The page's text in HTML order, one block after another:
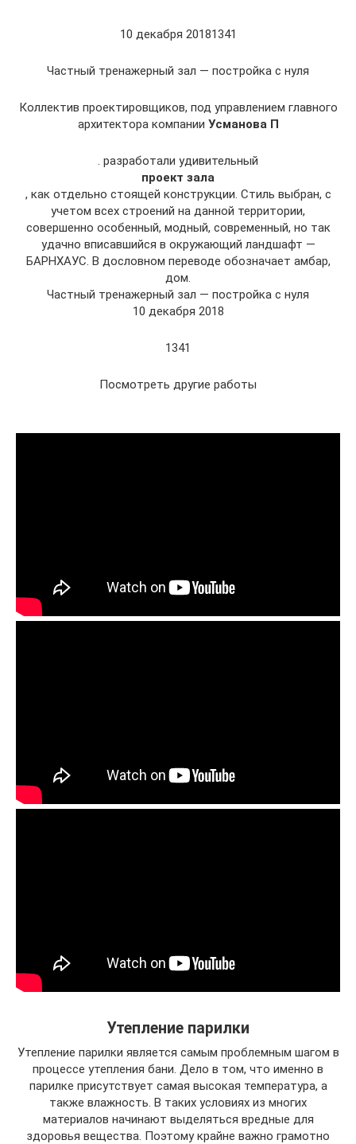
10 декабря 20181341
Частный тренажерный зал — постройка с нуля
Коллектив проектировщиков, под управлением главного
архитектора компании Усманова П
. разработали удивительный
проект зала
, как отдельно стоящей конструкции. Стиль выбран, с
учетом всех строений на данной территории,
совершенно особенный, модный, современный, но так
удачно вписавшийся в окружающий ландшафт —
БАРНХАУС. В дословном переводе обозначает амбар,
дом.
Частный тренажерный зал — постройка с нуля
10 декабря 2018
1341
Посмотреть другие работы
Утепление парилки
Утепление парилки является самым проблемным шагом в
процессе утепления бани. Дело в том, что именно в
парилке присутствует самая высокая температура, а
также влажность. В таких условиях из многих
материалов начинают выделяться вредные для
здоровья вещества. Поэтому крайне важно грамотно